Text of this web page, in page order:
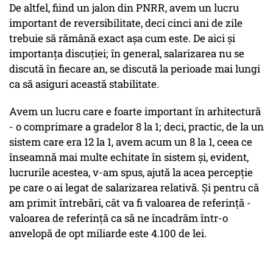
De altfel, fiind un jalon din PNRR, avem un lucru
important de reversibilitate, deci cinci ani de zile
trebuie să rămână exact așa cum este. De aici și
importanța discuției; în general, salarizarea nu se
discută în fiecare an, se discută la perioade mai lungi
ca să asiguri această stabilitate.
Avem un lucru care e foarte important în arhitectură
- o comprimare a gradelor 8 la 1; deci, practic, de la un
sistem care era 12 la 1, avem acum un 8 la 1, ceea ce
înseamnă mai multe echitate în sistem și, evident,
lucrurile acestea, v-am spus, ajută la acea percepție
pe care o ai legat de salarizarea relativă. Și pentru că
am primit întrebări, cât va fi valoarea de referință -
valoarea de referință ca să ne încadrăm într-o
anvelopă de opt miliarde este 4.100 de lei.